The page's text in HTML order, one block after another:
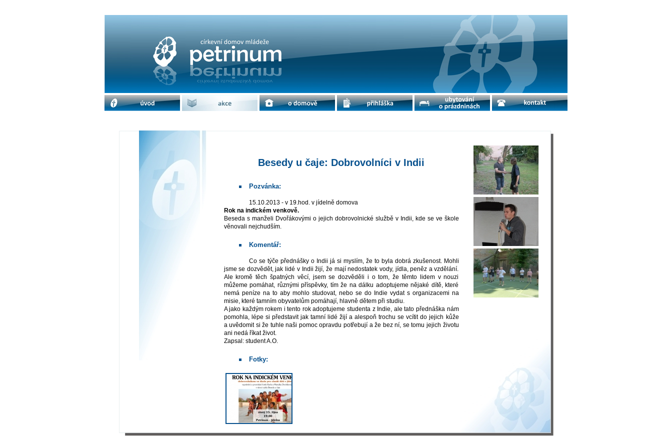
Besedy u čaje: Dobrovolníci v Indii | cdm Petrinum
Besedy u čaje: Dobrovolníci v Indii
Pozvánka:
15.10.2013 - v 19.hod. v jídelně domova
Rok na indickém venkově.
Beseda s manželi Dvořákovými o jejich dobrovolnické službě v Indii, kde se ve škole
věnovali nejchudším.
Komentář:
Co se týče přednášky o Indii já si myslím, že to byla dobrá zkušenost. Mohli
jsme se dozvědět, jak lidé v Indii žijí, že mají nedostatek vody, jídla, peněz a vzdělání.
Ale kromě těch špatných věcí, jsem se dozvěděli i o tom, že těmto lidem v nouzi
můžeme pomáhat, různými příspěvky, tím že na dálku adoptujeme nějaké dítě, které
nemá peníze na to aby mohlo studovat, nebo se do Indie vydat s organizacemi na
misie, které tamním obyvatelům pomáhají, hlavně dětem při studiu.
A jako každým rokem i tento rok adoptujeme studenta z Indie, ale tato přednáška nám
pomohla, lépe si představit jak tamní lidé žijí a alespoň trochu se vcítit do jejich kůže
a uvědomit si že tuhle naši pomoc opravdu potřebují a že bez ní, se tomu jejich životu
ani nedá říkat život.
Zapsal: student A.O.
Fotky:
úvod akce o domově přihláška ubytování o prázdninách kontakt